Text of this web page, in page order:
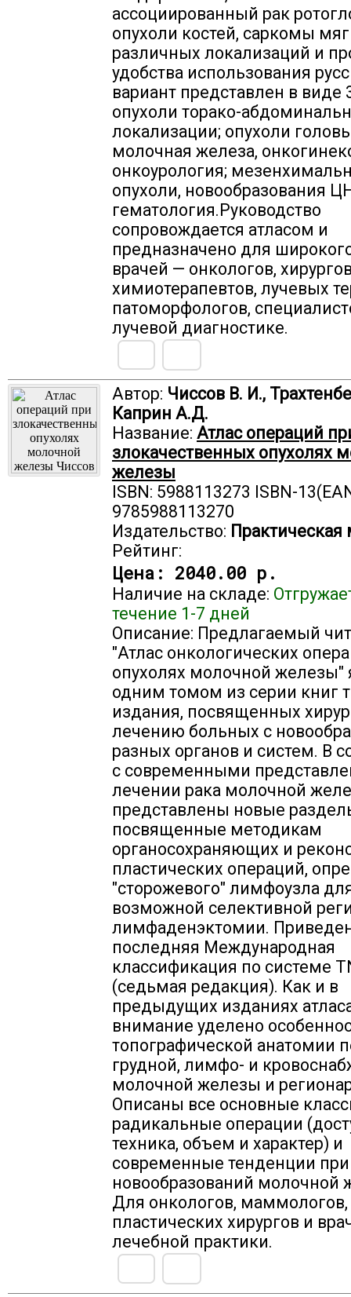
ассоциированный рак
опухоли костей, саркомы
различных локализаций и
удобства использования
вариант представлен в виде
опухоли торако-
локализации; опухоли
молочная железа,
онкоурология;
опухоли, новообразования
гематология.Руководство
сопровождается атласом и
предназначено для
врачей — онкологов,
химиотерапевтов, лучевых
патоморфологов,
лучевой диагностике.
Автор: Чиссов В. И.,
Каприн А.Д.
Название: Атлас операций
злокачественных опухолях
железы
ISBN: 5988113273 ISBN-
9785988113270
Издательство:
Рейтинг:
Цена: 2040.00 р.
Наличие на складе:
течение 1-7 дней
Описание: Предлагаемый
"Атлас онкологических
опухолях молочной железы"
одним томом из серии книг
издания, посвященных
лечению больных с
разных органов и систем. В
с современными
лечении рака молочной
представлены новые
посвященные методикам
органосохраняющих и
пластических операций,
"сторожевого" лимфоузла
возможной селективной
лимфаденэктомии.
последняя Международная
классификация по системе
(седьмая редакция). Как и в
предыдущих изданиях
внимание уделено
топографической анатомии
грудной, лимфо- и
молочной железы и
Описаны все основные
радикальные операции
техника, объем и характер) и
современные тенденции
новообразований молочной
Для онкологов, маммологов,
пластических хирургов и
лечебной практики.